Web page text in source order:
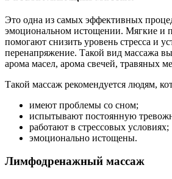
Это одна из самых эффективных
эмоциональном истощении. Мягкие и
помогают снизить уровень стресса и
перенапряжение. Такой вид массажа
арома масел, арома свечей, травяных
Такой массаж рекомендуется людям,
имеют проблемы со сном;
испытывают постоянную
работают в стрессовых условиях;
эмоционально истощены.
Лимфодренажный массаж